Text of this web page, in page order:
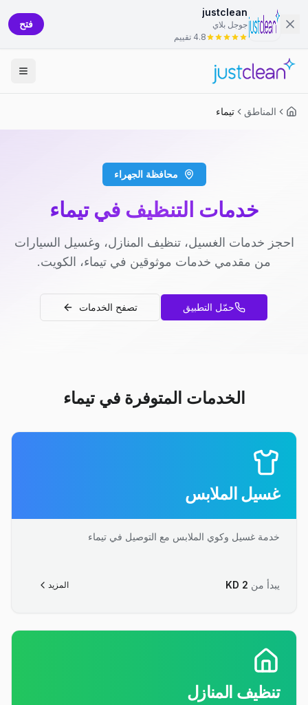
justclean
جوجل بلاي
4.8 تقييم
فتح
المناطق تيماء
محافظة الجهراء
خدمات التنظيف في تيماء
احجز خدمات الغسيل، تنظيف المنازل، وغسيل السيارات
من مقدمي خدمات موثوقين في تيماء، الكويت.
حمّل التطبيق تصفح الخدمات
الخدمات المتوفرة في تيماء
غسيل الملابس
خدمة غسيل وكوي الملابس مع التوصيل في تيماء
يبدأ من KD 2 المزيد
تنظيف المنازل